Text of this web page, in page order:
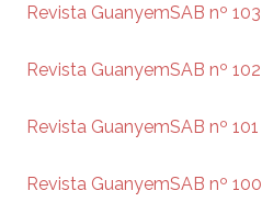
Revista GuanyemSAB nº 103
Revista GuanyemSAB nº 102
Revista GuanyemSAB nº 101
Revista GuanyemSAB nº 100